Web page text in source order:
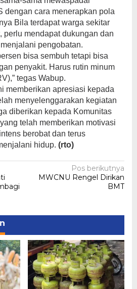
dengan cara menerapkan pola
Bila terdapat warga sekitar
perlu mendapat dukungan dan
pengobatan.
bisa sembuh tetapi bisa
penyakit. Harus rutin minum
tegas Wabup.
memberikan apresiasi kepada
menyelenggarakan kegiatan
diberikan kepada Komunitas
telah memberikan motivasi
berobat dan terus
hidup. (rto)
Pos berikutnya
MWCNU Rengel Dirikan
BMT